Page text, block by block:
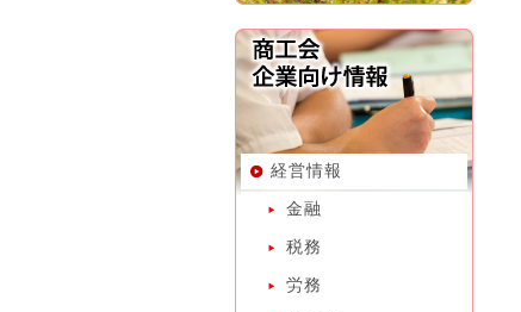
経営情報
金融
税務
労務